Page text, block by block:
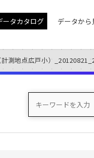
ータカタログ データから
測地点広戸小）